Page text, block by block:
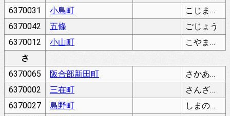
6370031
小島町
こじまちょう
6370042
五條
ごじょう
6370012
小山町
こやまちょう
さ
6370065
阪合部新田町
さかあいべしんでんちょう
6370002
三在町
さんざいちょう
6370027
島野町
しまのちょう